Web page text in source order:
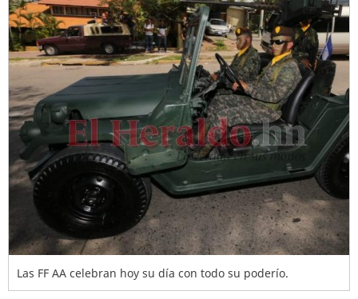
Las FF AA celebran hoy su día con todo su poderío.